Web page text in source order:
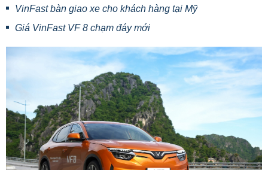
VinFast bàn giao xe cho khách hàng tại Mỹ
Giá VinFast VF 8 chạm đáy mới